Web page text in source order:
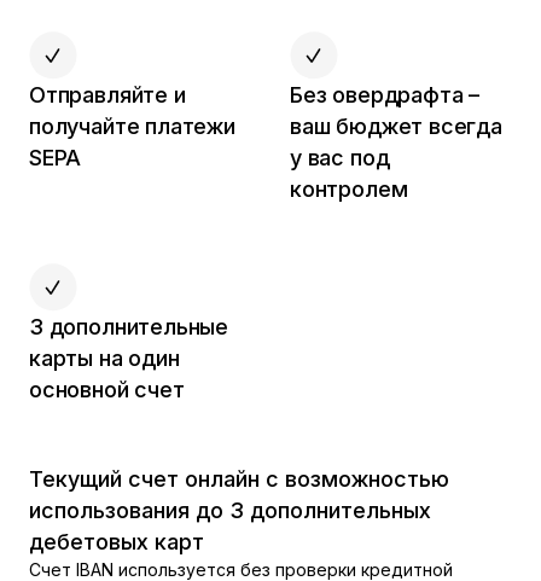
Отправляйте и
получайте платежи
SEPA
Без овердрафта –
ваш бюджет всегда
у вас под
контролем
3 дополнительные
карты на один
основной счет
Текущий счет онлайн с возможностью
использования до 3 дополнительных
дебетовых карт
Счет IBAN используется без проверки кредитной